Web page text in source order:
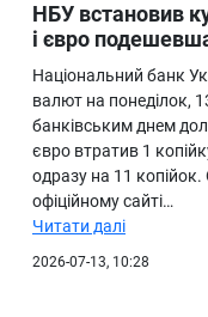
НБУ встановив
і євро
Національний банк
валют на понеділок,
банківським днем
євро втратив 1
одразу на 11
офіційному сайті…
Читати далі
2026-07-13, 10:28